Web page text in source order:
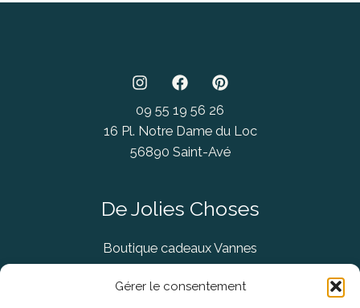
Gérer le consentement
09 55 19 56 26
16 Pl. Notre Dame du Loc
56890 Saint-Avé
De Jolies Choses
Boutique cadeaux Vannes
Concept Store Vannes